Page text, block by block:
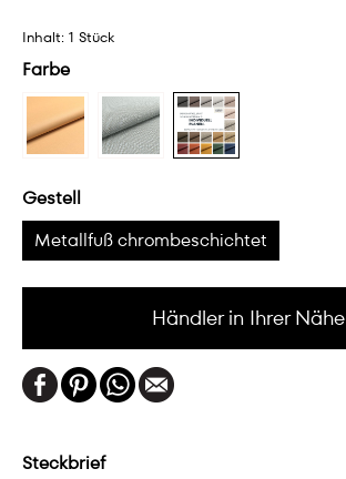
Inhalt: 1 Stück
Farbe
Gestell
Metallfuß chrombeschichtet
Händler in Ihrer Nähe
Steckbrief